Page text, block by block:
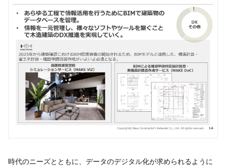
時代のニーズとともに、データのデジタル化が求められるように